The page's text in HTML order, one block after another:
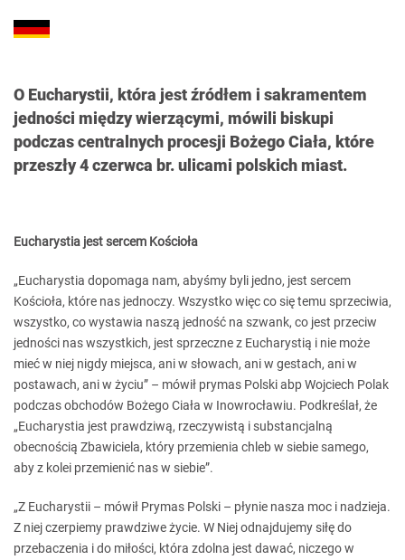
O Eucharystii, która jest źródłem i sakramentem
jedności między wierzącymi, mówili biskupi
podczas centralnych procesji Bożego Ciała, które
przeszły 4 czerwca br. ulicami polskich miast.
Eucharystia jest sercem Kościoła
„Eucharystia dopomaga nam, abyśmy byli jedno, jest sercem
Kościoła, które nas jednoczy. Wszystko więc co się temu sprzeciwia,
wszystko, co wystawia naszą jedność na szwank, co jest przeciw
jedności nas wszystkich, jest sprzeczne z Eucharystią i nie może
mieć w niej nigdy miejsca, ani w słowach, ani w gestach, ani w
postawach, ani w życiu” – mówił prymas Polski abp Wojciech Polak
podczas obchodów Bożego Ciała w Inowrocławiu. Podkreślał, że
„Eucharystia jest prawdziwą, rzeczywistą i substancjalną
obecnością Zbawiciela, który przemienia chleb w siebie samego,
aby z kolei przemienić nas w siebie”.
„Z Eucharystii – mówił Prymas Polski – płynie nasza moc i nadzieja.
Z niej czerpiemy prawdziwe życie. W Niej odnajdujemy siłę do
przebaczenia i do miłości, która zdolna jest dawać, niczego w